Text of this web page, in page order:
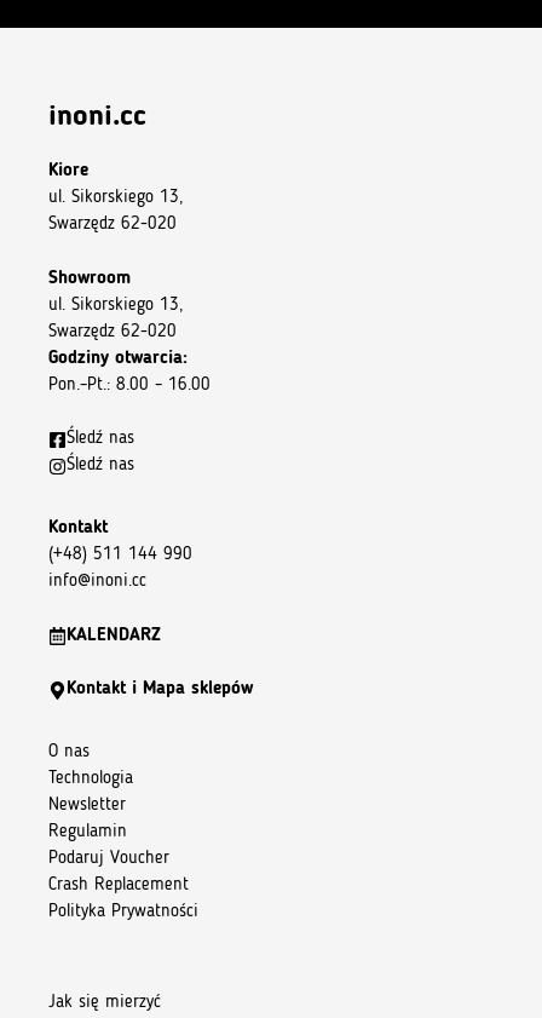
inoni.cc
Kiore
ul. Sikorskiego 13,
Swarzędz 62-020
Showroom
ul. Sikorskiego 13,
Swarzędz 62-020
Godziny otwarcia:
Pon.–Pt.: 8.00 – 16.00
Śledź nas
Śledź nas
Kontakt
(+48) 511 144 990
info@inoni.cc
KALENDARZ
Kontakt i Mapa sklepów
O nas
Technologia
Newsletter
Regulamin
Podaruj Voucher
Crash Replacement
Polityka Prywatności
Jak się mierzyć